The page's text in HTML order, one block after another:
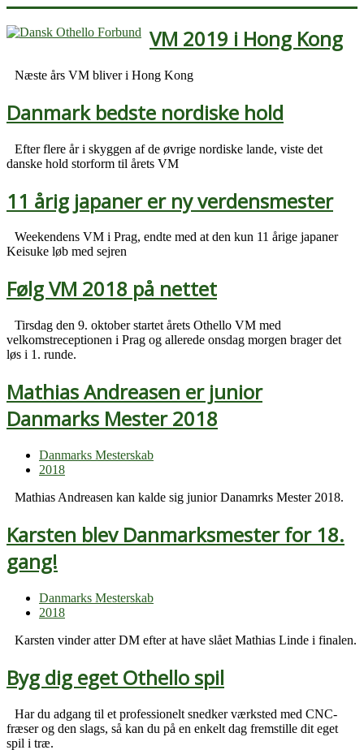
VM 2019 i Hong Kong
Næste års VM bliver i Hong Kong
Danmark bedste nordiske hold
Efter flere år i skyggen af de øvrige nordiske lande, viste det
danske hold storform til årets VM
11 årig japaner er ny verdensmester
Weekendens VM i Prag, endte med at den kun 11 årige japaner
Keisuke løb med sejren
Følg VM 2018 på nettet
Tirsdag den 9. oktober startet årets Othello VM med
velkomstreceptionen i Prag og allerede onsdag morgen brager det
løs i 1. runde.
Mathias Andreasen er junior
Danmarks Mester 2018
Danmarks Mesterskab
2018
Mathias Andreasen kan kalde sig junior Danamrks Mester 2018.
Karsten blev Danmarksmester for 18.
gang!
Danmarks Mesterskab
2018
Karsten vinder atter DM efter at have slået Mathias Linde i finalen.
Byg dig eget Othello spil
Har du adgang til et professionelt snedker værksted med CNC-
fræser og den slags, så kan du på en enkelt dag fremstille dit eget
spil i træ.